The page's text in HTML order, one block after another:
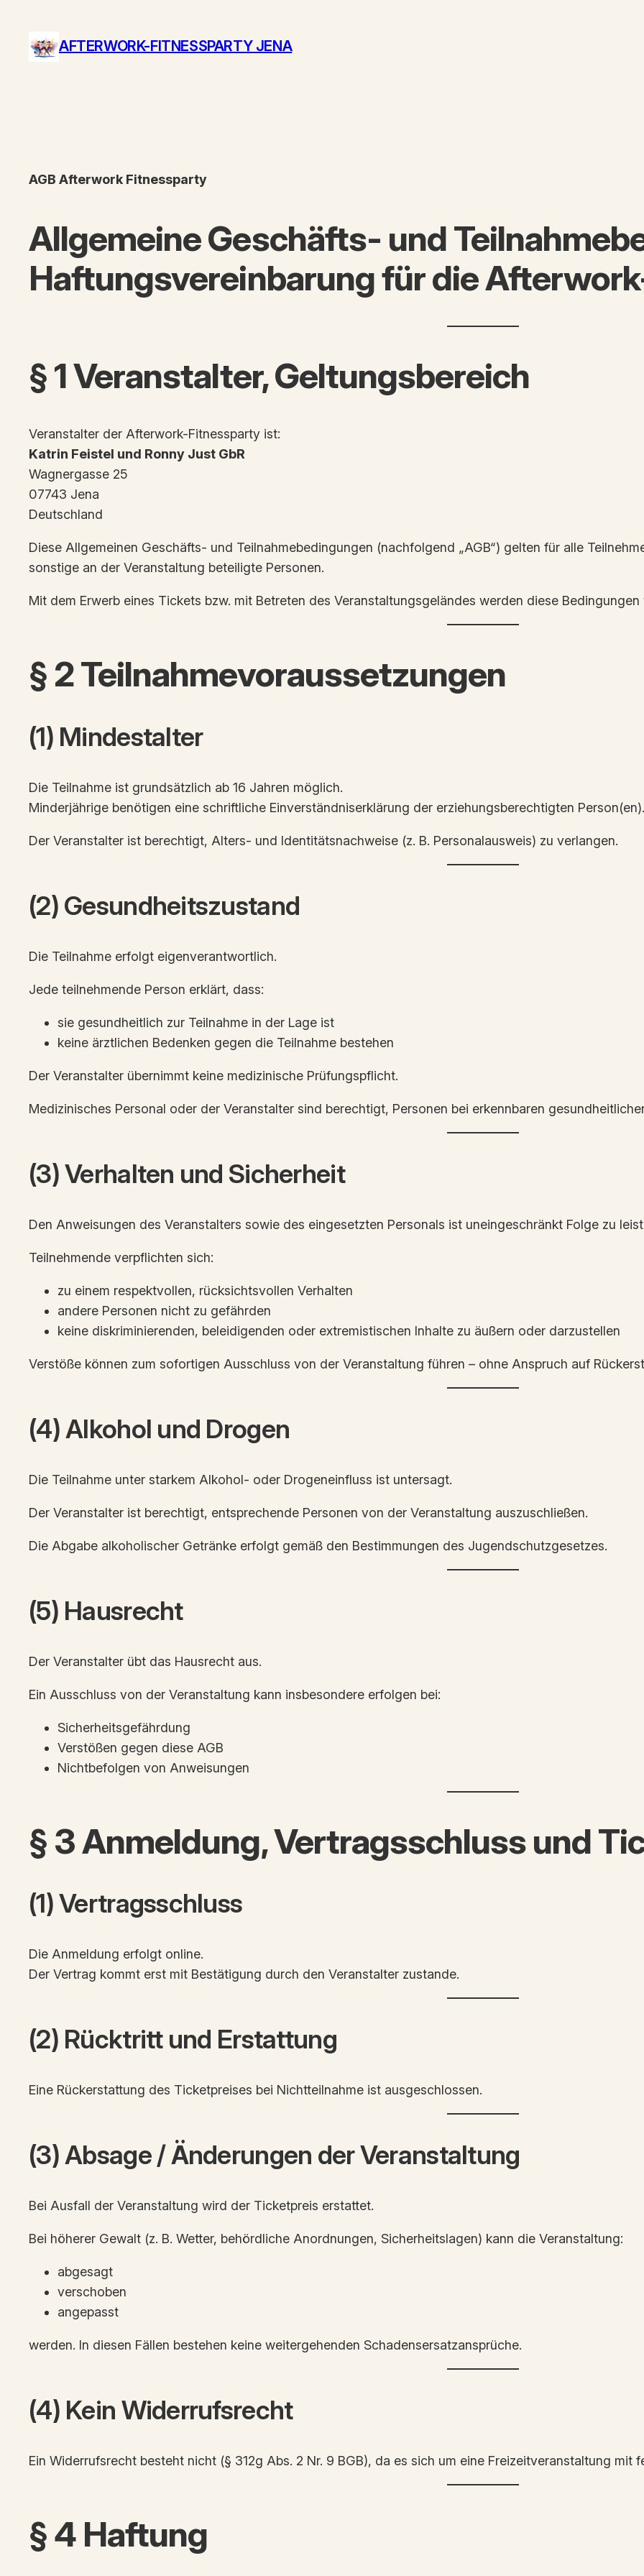
springen
AFTERWORK-FITNESSPARTY JENA
AGB Afterwork Fitnessparty
Allgemeine Geschäfts- und
Haftungsvereinbarung für die
§ 1 Veranstalter, Geltungsbereich
Veranstalter der Afterwork-Fitnessparty ist:
Katrin Feistel und Ronny Just GbR
Wagnergasse 25
07743 Jena
Deutschland
Diese Allgemeinen Geschäfts- und Teilnahmebedingungen (nachfolgend „AGB“) gelten für alle
sonstige an der Veranstaltung beteiligte Personen.
Mit dem Erwerb eines Tickets bzw. mit Betreten des Veranstaltungsgeländes werden diese
§ 2 Teilnahmevoraussetzungen
(1) Mindestalter
Die Teilnahme ist grundsätzlich ab 16 Jahren möglich.
Minderjährige benötigen eine schriftliche Einverständniserklärung der erziehungsberechtigten Person(en).
Der Veranstalter ist berechtigt, Alters- und Identitätsnachweise (z. B. Personalausweis) zu verlangen.
(2) Gesundheitszustand
Die Teilnahme erfolgt eigenverantwortlich.
Jede teilnehmende Person erklärt, dass:
sie gesundheitlich zur Teilnahme in der Lage ist
keine ärztlichen Bedenken gegen die Teilnahme bestehen
Der Veranstalter übernimmt keine medizinische Prüfungspflicht.
Medizinisches Personal oder der Veranstalter sind berechtigt, Personen bei erkennbaren
(3) Verhalten und Sicherheit
Den Anweisungen des Veranstalters sowie des eingesetzten Personals ist uneingeschränkt Folge zu
Teilnehmende verpflichten sich:
zu einem respektvollen, rücksichtsvollen Verhalten
andere Personen nicht zu gefährden
keine diskriminierenden, beleidigenden oder extremistischen Inhalte zu äußern oder darzustellen
Verstöße können zum sofortigen Ausschluss von der Veranstaltung führen – ohne Anspruch auf
(4) Alkohol und Drogen
Die Teilnahme unter starkem Alkohol- oder Drogeneinfluss ist untersagt.
Der Veranstalter ist berechtigt, entsprechende Personen von der Veranstaltung auszuschließen.
Die Abgabe alkoholischer Getränke erfolgt gemäß den Bestimmungen des Jugendschutzgesetzes.
(5) Hausrecht
Der Veranstalter übt das Hausrecht aus.
Ein Ausschluss von der Veranstaltung kann insbesondere erfolgen bei:
Sicherheitsgefährdung
Verstößen gegen diese AGB
Nichtbefolgen von Anweisungen
§ 3 Anmeldung, Vertragsschluss und
(1) Vertragsschluss
Die Anmeldung erfolgt online.
Der Vertrag kommt erst mit Bestätigung durch den Veranstalter zustande.
(2) Rücktritt und Erstattung
Eine Rückerstattung des Ticketpreises bei Nichtteilnahme ist ausgeschlossen.
(3) Absage / Änderungen der Veranstaltung
Bei Ausfall der Veranstaltung wird der Ticketpreis erstattet.
Bei höherer Gewalt (z. B. Wetter, behördliche Anordnungen, Sicherheitslagen) kann die Veranstaltung:
abgesagt
verschoben
angepasst
werden. In diesen Fällen bestehen keine weitergehenden Schadensersatzansprüche.
(4) Kein Widerrufsrecht
Ein Widerrufsrecht besteht nicht (§ 312g Abs. 2 Nr. 9 BGB), da es sich um eine Freizeitveranstaltung mit
§ 4 Haftung